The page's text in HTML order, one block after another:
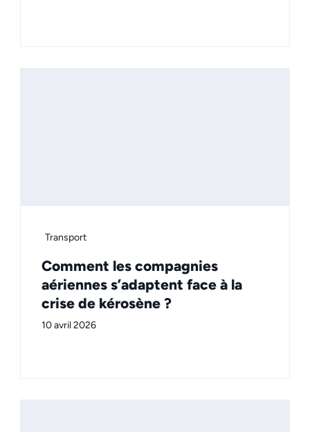
Transport
Comment les compagnies
aériennes s’adaptent face à la
crise de kérosène ?
10 avril 2026